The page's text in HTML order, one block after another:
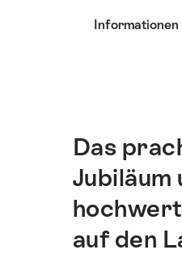
Ankerpunkten
auf
dieser
Seite
führen.
Informationen
Einleitung
Das
Jubiläum
auf den